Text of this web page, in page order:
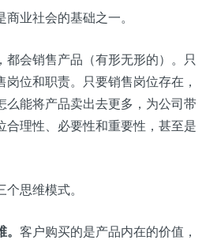
业社会的基础之一。
都会销售产品（有形无形的）。只
位和职责。只要销售岗位存在，
么能将产品卖出去更多，为公司带
合理性、必要性和重要性，甚至是
思维模式。
客户购买的是产品内在的价值，